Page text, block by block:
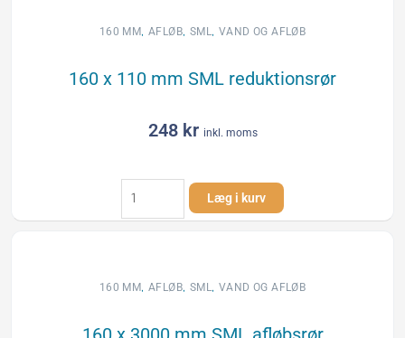
160 MM,AFLØB, SML , VAND OG AFLØB
160 x 110 mm SML reduktionsrør
248 kr inkl. moms
160
110
reduktionsrør
Læg i kurv
160 MM,AFLØB, SML , VAND OG AFLØB